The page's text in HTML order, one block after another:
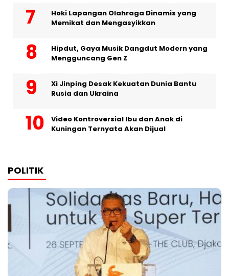
Hoki Lapangan Olahraga Dinamis yang
Memikat dan Mengasyikkan
Hipdut, Gaya Musik Dangdut Modern yang
Mengguncang Gen Z
Xi Jinping Desak Kekuatan Dunia Bantu
Rusia dan Ukraina
Video Kontroversial Ibu dan Anak di
Kuningan Ternyata Akan Dijual
POLITIK